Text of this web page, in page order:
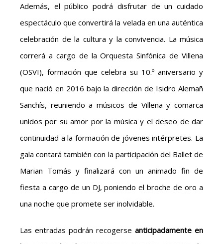
Además, el público podrá disfrutar de un cuidado
espectáculo que convertirá la velada en una auténtica
celebración de la cultura y la convivencia. La música
correrá a cargo de la Orquesta Sinfónica de Villena
(OSVI), formación que celebra su 10.º aniversario y
que nació en 2016 bajo la dirección de Isidro Alemañ
Sanchís, reuniendo a músicos de Villena y comarca
unidos por su amor por la música y el deseo de dar
continuidad a la formación de jóvenes intérpretes. La
gala contará también con la participación del Ballet de
Marian Tomás y finalizará con un animado fin de
fiesta a cargo de un DJ, poniendo el broche de oro a
una noche que promete ser inolvidable.
Las entradas podrán recogerse anticipadamente en